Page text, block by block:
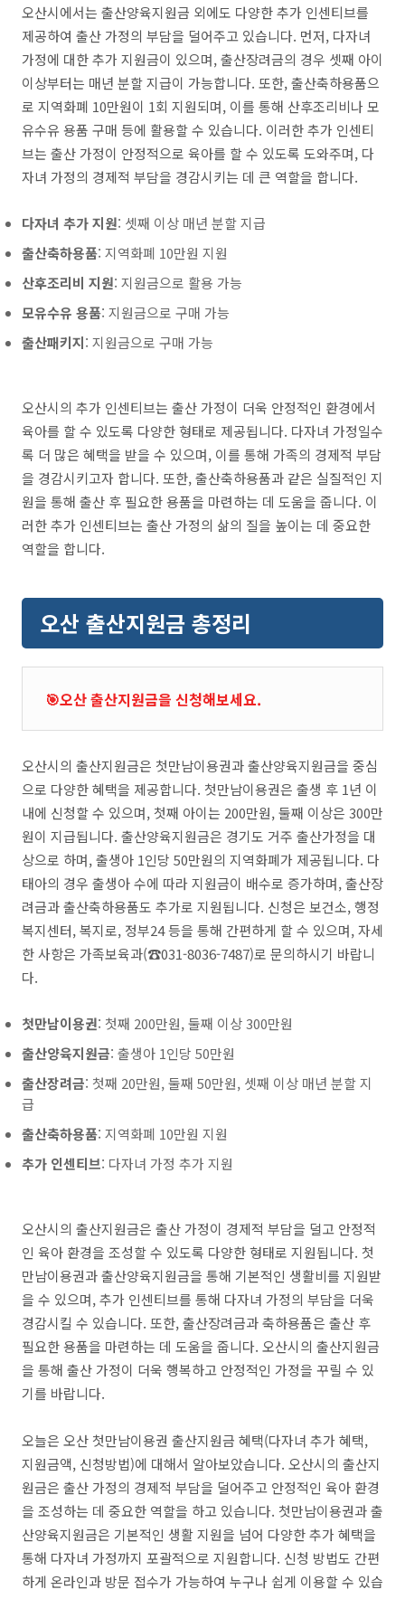
오산시에서는 출산양육지원금 외에도 다양한 추가 인센티브를
제공하여 출산 가정의 부담을 덜어주고 있습니다. 먼저, 다자녀
가정에 대한 추가 지원금이 있으며, 출산장려금의 경우 셋째 아이
이상부터는 매년 분할 지급이 가능합니다. 또한, 출산축하용품으
로 지역화폐 10만원이 1회 지원되며, 이를 통해 산후조리비나 모
유수유 용품 구매 등에 활용할 수 있습니다. 이러한 추가 인센티
브는 출산 가정이 안정적으로 육아를 할 수 있도록 도와주며, 다
자녀 가정의 경제적 부담을 경감시키는 데 큰 역할을 합니다.
다자녀 추가 지원: 셋째 이상 매년 분할 지급
출산축하용품: 지역화폐 10만원 지원
산후조리비 지원: 지원금으로 활용 가능
모유수유 용품: 지원금으로 구매 가능
출산패키지: 지원금으로 구매 가능
오산시의 추가 인센티브는 출산 가정이 더욱 안정적인 환경에서
육아를 할 수 있도록 다양한 형태로 제공됩니다. 다자녀 가정일수
록 더 많은 혜택을 받을 수 있으며, 이를 통해 가족의 경제적 부담
을 경감시키고자 합니다. 또한, 출산축하용품과 같은 실질적인 지
원을 통해 출산 후 필요한 용품을 마련하는 데 도움을 줍니다. 이
러한 추가 인센티브는 출산 가정의 삶의 질을 높이는 데 중요한
역할을 합니다.
오산 출산지원금 총정리
🎯오산 출산지원금을 신청해보세요.
오산시의 출산지원금은 첫만남이용권과 출산양육지원금을 중심
으로 다양한 혜택을 제공합니다. 첫만남이용권은 출생 후 1년 이
내에 신청할 수 있으며, 첫째 아이는 200만원, 둘째 이상은 300만
원이 지급됩니다. 출산양육지원금은 경기도 거주 출산가정을 대
상으로 하며, 출생아 1인당 50만원의 지역화폐가 제공됩니다. 다
태아의 경우 출생아 수에 따라 지원금이 배수로 증가하며, 출산장
려금과 출산축하용품도 추가로 지원됩니다. 신청은 보건소, 행정
복지센터, 복지로, 정부24 등을 통해 간편하게 할 수 있으며, 자세
한 사항은 가족보육과(☎031-8036-7487)로 문의하시기 바랍니
다.
첫만남이용권: 첫째 200만원, 둘째 이상 300만원
출산양육지원금: 출생아 1인당 50만원
출산장려금: 첫째 20만원, 둘째 50만원, 셋째 이상 매년 분할 지
급
출산축하용품: 지역화폐 10만원 지원
추가 인센티브: 다자녀 가정 추가 지원
오산시의 출산지원금은 출산 가정이 경제적 부담을 덜고 안정적
인 육아 환경을 조성할 수 있도록 다양한 형태로 지원됩니다. 첫
만남이용권과 출산양육지원금을 통해 기본적인 생활비를 지원받
을 수 있으며, 추가 인센티브를 통해 다자녀 가정의 부담을 더욱
경감시킬 수 있습니다. 또한, 출산장려금과 축하용품은 출산 후
필요한 용품을 마련하는 데 도움을 줍니다. 오산시의 출산지원금
을 통해 출산 가정이 더욱 행복하고 안정적인 가정을 꾸릴 수 있
기를 바랍니다.
오늘은 오산 첫만남이용권 출산지원금 혜택(다자녀 추가 혜택,
지원금액, 신청방법)에 대해서 알아보았습니다. 오산시의 출산지
원금은 출산 가정의 경제적 부담을 덜어주고 안정적인 육아 환경
을 조성하는 데 중요한 역할을 하고 있습니다. 첫만남이용권과 출
산양육지원금은 기본적인 생활 지원을 넘어 다양한 추가 혜택을
통해 다자녀 가정까지 포괄적으로 지원합니다. 신청 방법도 간편
하게 온라인과 방문 접수가 가능하여 누구나 쉽게 이용할 수 있습